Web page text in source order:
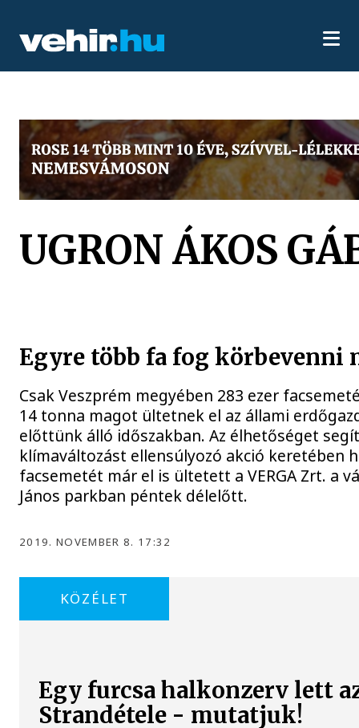
UGRON ÁKOS
Egyre több fa fog körbevenni
Csak Veszprém megyében 283 ezer
14 tonna magot ültetnek el az állami
előttünk álló időszakban. Az élhetőséget
klímaváltozást ellensúlyozó akció keretében
facsemetét már el is ültetett a VERGA Zrt. a
János parkban péntek délelőtt.
2019. NOVEMBER 8. 17:32
KÖZÉLET
Egy furcsa halkonzerv lett
Strandétele - mutatjuk!